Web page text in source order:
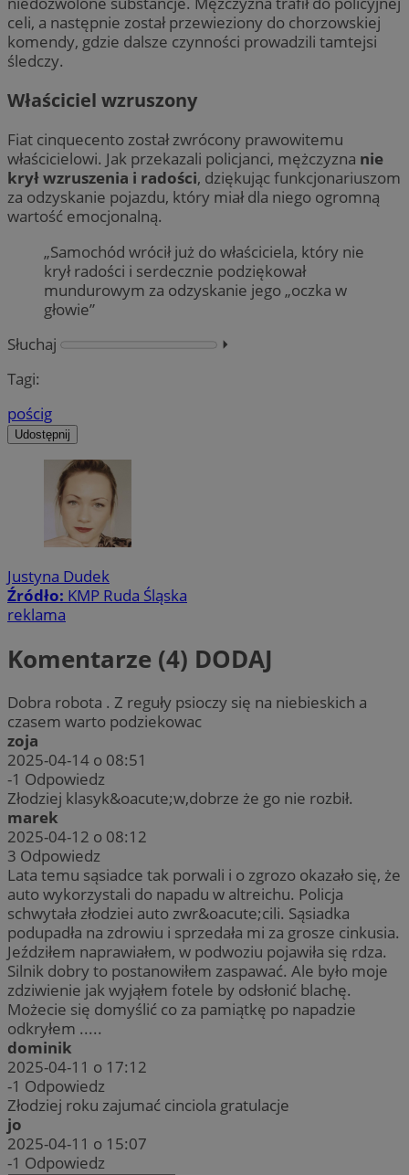
celi, a następnie został przewieziony do chorzowskiej
komendy, gdzie dalsze czynności prowadzili tamtejsi
śledczy.
Właściciel wzruszony
Fiat cinquecento został zwrócony prawowitemu
właścicielowi. Jak przekazali policjanci, mężczyzna nie
krył wzruszenia i radości, dziękując funkcjonariuszom
za odzyskanie pojazdu, który miał dla niego ogromną
wartość emocjonalną.
„Samochód wrócił już do właściciela, który nie
krył radości i serdecznie podziękował
mundurowym za odzyskanie jego „oczka w
głowie”
Słuchaj
⏵︎
Tagi:
pościg
Udostępnij
Justyna Dudek
Źródło: KMP Ruda Śląska
reklama
Komentarze (4) DODAJ
Dobra robota . Z reguły psioczy się na niebieskich a
czasem warto podziekowac
zoja
2025-04-14 o 08:51
-1 Odpowiedz
Złodziej klasyk&oacute;w,dobrze że go nie rozbił.
marek
2025-04-12 o 08:12
3 Odpowiedz
Lata temu sąsiadce tak porwali i o zgrozo okazało się, że
auto wykorzystali do napadu w altreichu. Policja
schwytała złodziei auto zwr&oacute;cili. Sąsiadka
podupadła na zdrowiu i sprzedała mi za grosze cinkusia.
Jeździłem naprawiałem, w podwoziu pojawiła się rdza.
Silnik dobry to postanowiłem zaspawać. Ale było moje
zdziwienie jak wyjąłem fotele by odsłonić blachę.
Możecie się domyślić co za pamiątkę po napadzie
odkryłem .....
dominik
2025-04-11 o 17:12
-1 Odpowiedz
Złodziej roku zajumać cinciola gratulacje
jo
2025-04-11 o 15:07
-1 Odpowiedz